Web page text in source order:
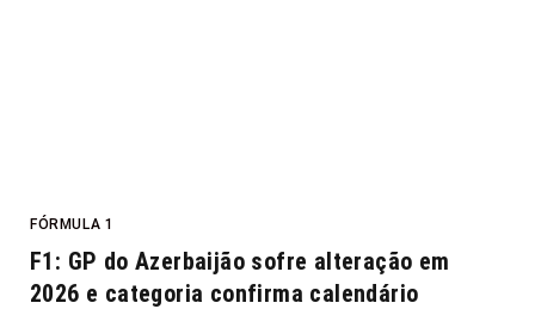
FÓRMULA 1
F1: GP do Azerbaijão sofre alteração em
2026 e categoria confirma calendário